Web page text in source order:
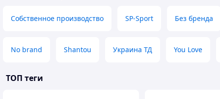
Собственное производство SP-Sport Без бренда
No brand Shantou Украина ТД You Love
ТОП теги